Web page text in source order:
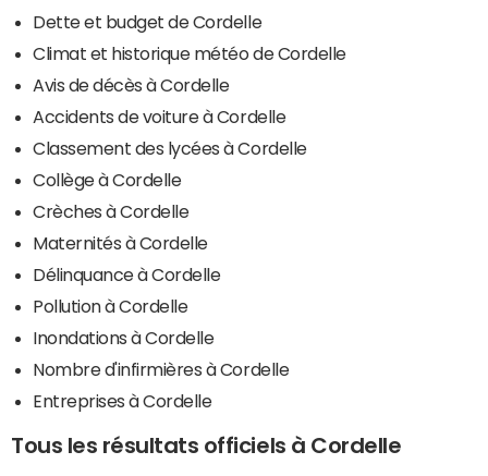
Dette et budget de Cordelle
Climat et historique météo de Cordelle
Avis de décès à Cordelle
Accidents de voiture à Cordelle
Classement des lycées à Cordelle
Collège à Cordelle
Crèches à Cordelle
Maternités à Cordelle
Délinquance à Cordelle
Pollution à Cordelle
Inondations à Cordelle
Nombre d'infirmières à Cordelle
Entreprises à Cordelle
Tous les résultats officiels à Cordelle